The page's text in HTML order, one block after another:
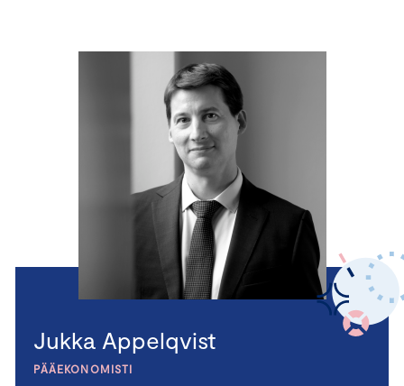
Jukka Appelqvist
PÄÄEKONOMISTI